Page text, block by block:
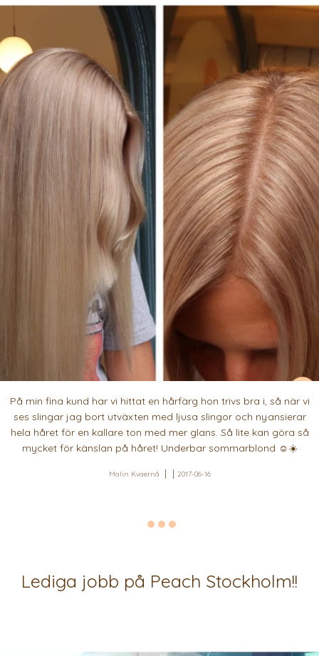
På min fina kund har vi hittat en hårfärg hon trivs bra i, så när vi
ses slingar jag bort utväxten med ljusa slingor och nyansierar
hela håret för en kallare ton med mer glans. Så lite kan göra så
mycket för känslan på håret! Underbar sommarblond ☺️☀️
Malin Kvaernå 2017-06-16
Lediga jobb på Peach Stockholm!!